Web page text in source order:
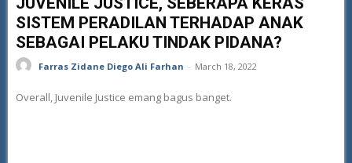
SISTEM PERADILAN TERHADAP ANAK
SEBAGAI PELAKU TINDAK PIDANA?
Farras Zidane Diego Ali Farhan - March 18, 2022
Overall, Juvenile Justice emang bagus banget.